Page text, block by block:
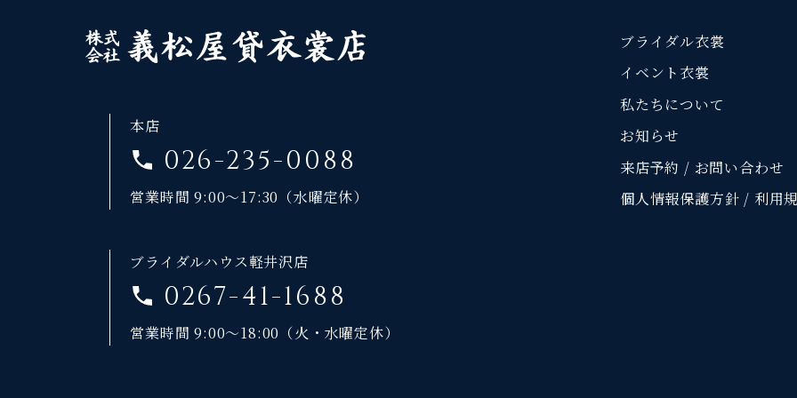
本店
026-235-0088
営業時間 9:00～17:30（水曜定休）
ブライダルハウス軽井沢店
0267-41-1688
営業時間 9:00～18:00（火・水曜定休）
ブライダル衣裳
イベント衣裳
私たちについて
お知らせ
来店予約 / お問い合わせ
個人情報保護方針 / 利用